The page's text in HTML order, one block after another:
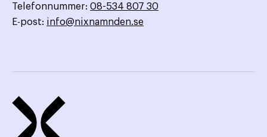
Telefonnummer: 08-534 807 30
E-post: info@nixnamnden.se